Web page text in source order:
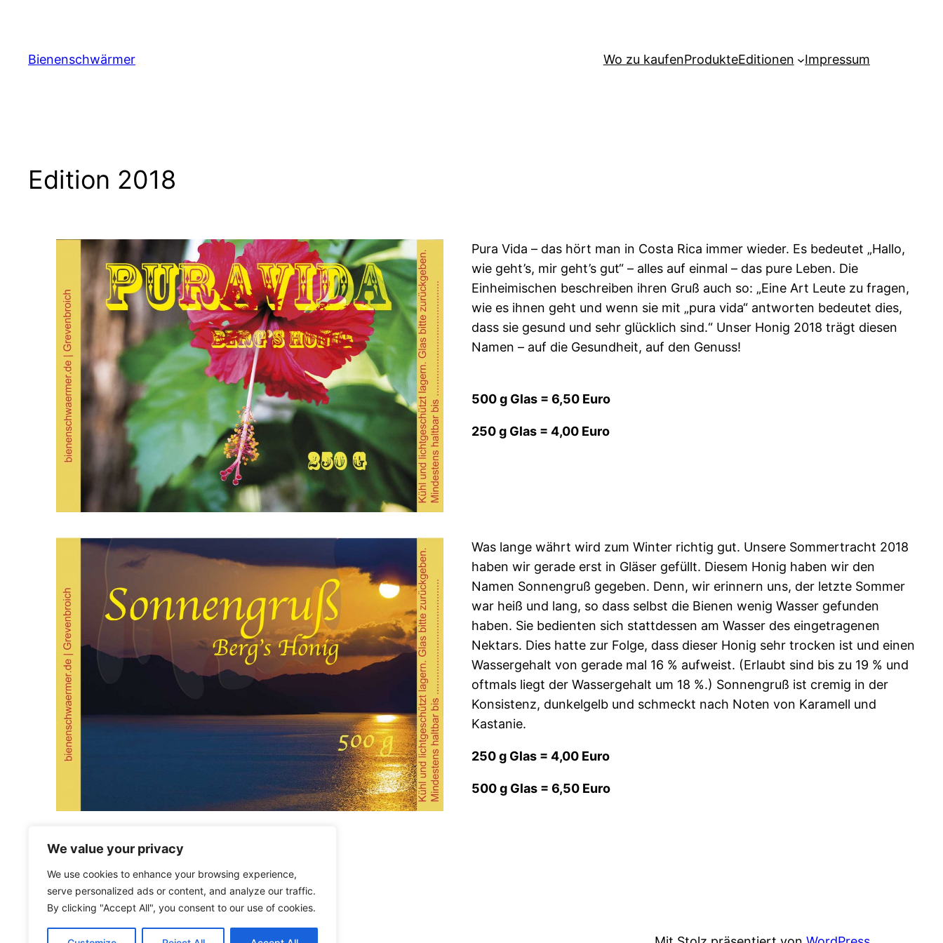
We value your privacy
We use cookies to enhance your browsing experience,
serve personalized ads or content, and analyze our traffic.
By clicking "Accept All", you consent to our use of cookies.
springen
Bienenschwärmer Wo zu kaufenProdukteEditionen Impressum
Edition 2018
Pura Vida – das hört man in Costa Rica immer wieder. Es bedeutet „Hallo,
wie geht’s, mir geht’s gut“ – alles auf einmal – das pure Leben. Die
Einheimischen beschreiben ihren Gruß auch so: „Eine Art Leute zu fragen,
wie es ihnen geht und wenn sie mit „pura vida“ antworten bedeutet dies,
dass sie gesund und sehr glücklich sind.“ Unser Honig 2018 trägt diesen
Namen – auf die Gesundheit, auf den Genuss!
500 g Glas = 6,50 Euro
250 g Glas = 4,00 Euro
Was lange währt wird zum Winter richtig gut. Unsere Sommertracht 2018
haben wir gerade erst in Gläser gefüllt. Diesem Honig haben wir den
Namen Sonnengruß gegeben. Denn, wir erinnern uns, der letzte Sommer
war heiß und lang, so dass selbst die Bienen wenig Wasser gefunden
haben. Sie bedienten sich stattdessen am Wasser des eingetragenen
Nektars. Dies hatte zur Folge, dass dieser Honig sehr trocken ist und einen
Wassergehalt von gerade mal 16 % aufweist. (Erlaubt sind bis zu 19 % und
oftmals liegt der Wassergehalt um 18 %.) Sonnengruß ist cremig in der
Konsistenz, dunkelgelb und schmeckt nach Noten von Karamell und
Kastanie.
250 g Glas = 4,00 Euro
500 g Glas = 6,50 Euro